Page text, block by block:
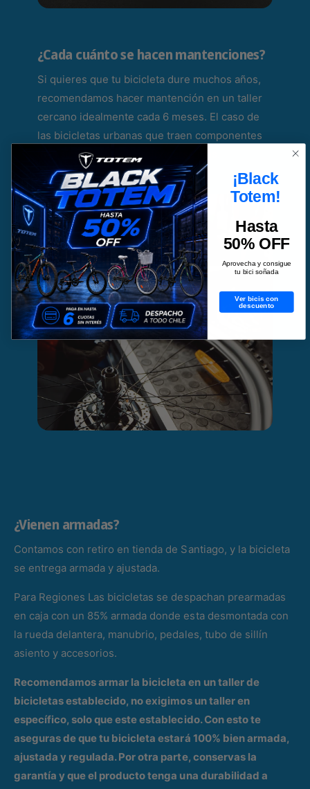
¿Cada cuánto se hacen mantenciones?
Si quieres que tu bicicleta dure muchos años,
recomendamos hacer mantención en un taller
cercano idealmente cada 6 meses. El caso de
las bicicletas urbanas que traen componentes
más simples puede prolongarse más.
¿Vienen armadas?
Contamos con retiro en tienda de Santiago, y la bicicleta
se entrega armada y ajustada.
Para Regiones Las bicicletas se despachan prearmadas
en caja con un 85% armada donde esta desmontada con
la rueda delantera, manubrio, pedales, tubo de sillín
asiento y accesorios.
Recomendamos armar la bicicleta en un taller de
bicicletas establecido, no exigimos un taller en
específico, solo que este establecido. Con esto te
aseguras de que tu bicicleta estará 100% bien armada,
ajustada y regulada. Por otra parte, conservas la
garantía y que el producto tenga una durabilidad a
¡Black
Totem!
Hasta
50% OFF
Aprovecha y consigue
tu bici soñada
Ver bicis con
descuento